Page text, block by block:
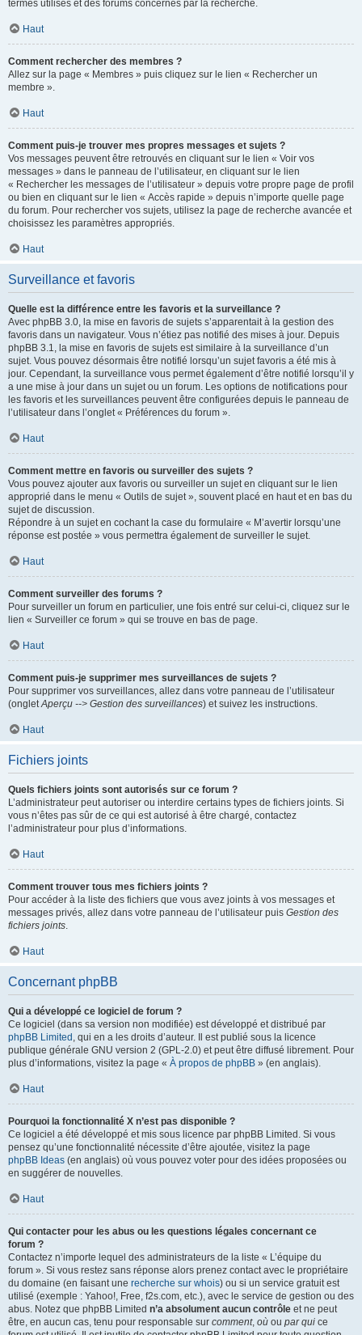
termes utilisés et des forums concernés par la recherche.
Haut
Comment rechercher des membres ?
Allez sur la page « Membres » puis cliquez sur le lien « Rechercher un
membre ».
Haut
Comment puis-je trouver mes propres messages et sujets ?
Vos messages peuvent être retrouvés en cliquant sur le lien « Voir vos
messages » dans le panneau de l’utilisateur, en cliquant sur le lien
« Rechercher les messages de l’utilisateur » depuis votre propre page de profil
ou bien en cliquant sur le lien « Accès rapide » depuis n’importe quelle page
du forum. Pour rechercher vos sujets, utilisez la page de recherche avancée et
choisissez les paramètres appropriés.
Haut
Surveillance et favoris
Quelle est la différence entre les favoris et la surveillance ?
Avec phpBB 3.0, la mise en favoris de sujets s’apparentait à la gestion des
favoris dans un navigateur. Vous n’étiez pas notifié des mises à jour. Depuis
phpBB 3.1, la mise en favoris de sujets est similaire à la surveillance d’un
sujet. Vous pouvez désormais être notifié lorsqu’un sujet favoris a été mis à
jour. Cependant, la surveillance vous permet également d’être notifié lorsqu’il y
a une mise à jour dans un sujet ou un forum. Les options de notifications pour
les favoris et les surveillances peuvent être configurées depuis le panneau de
l’utilisateur dans l’onglet « Préférences du forum ».
Haut
Comment mettre en favoris ou surveiller des sujets ?
Vous pouvez ajouter aux favoris ou surveiller un sujet en cliquant sur le lien
approprié dans le menu « Outils de sujet », souvent placé en haut et en bas du
sujet de discussion.
Répondre à un sujet en cochant la case du formulaire « M’avertir lorsqu’une
réponse est postée » vous permettra également de surveiller le sujet.
Haut
Comment surveiller des forums ?
Pour surveiller un forum en particulier, une fois entré sur celui-ci, cliquez sur le
lien « Surveiller ce forum » qui se trouve en bas de page.
Haut
Comment puis-je supprimer mes surveillances de sujets ?
Pour supprimer vos surveillances, allez dans votre panneau de l’utilisateur
(ongletAperçu --> Gestion des surveillances) et suivez les instructions.
Haut
Fichiers joints
Quels fichiers joints sont autorisés sur ce forum ?
L’administrateur peut autoriser ou interdire certains types de fichiers joints. Si
vous n’êtes pas sûr de ce qui est autorisé à être chargé, contactez
l’administrateur pour plus d’informations.
Haut
Comment trouver tous mes fichiers joints ?
Pour accéder à la liste des fichiers que vous avez joints à vos messages et
messages privés, allez dans votre panneau de l’utilisateur puis Gestion des
fichiers joints.
Haut
Concernant phpBB
Qui a développé ce logiciel de forum ?
Ce logiciel (dans sa version non modifiée) est développé et distribué par
phpBB Limited , qui en a les droits d’auteur. Il est publié sous la licence
publique générale GNU version 2 (GPL-2.0) et peut être diffusé librement. Pour
plus d’informations, visitez la page « À propos de phpBB » (en anglais).
Haut
Pourquoi la fonctionnalité X n’est pas disponible ?
Ce logiciel a été développé et mis sous licence par phpBB Limited. Si vous
pensez qu’une fonctionnalité nécessite d’être ajoutée, visitez la page
phpBB Ideas (en anglais) où vous pouvez voter pour des idées proposées ou
en suggérer de nouvelles.
Haut
Qui contacter pour les abus ou les questions légales concernant ce
forum ?
Contactez n’importe lequel des administrateurs de la liste « L’équipe du
forum ». Si vous restez sans réponse alors prenez contact avec le propriétaire
du domaine (en faisant une recherche sur whois) ou si un service gratuit est
utilisé (exemple : Yahoo!, Free, f2s.com, etc.), avec le service de gestion ou des
abus. Notez que phpBB Limited n’a absolument aucun contrôle et ne peut
être, en aucun cas, tenu pour responsable sur comment, où ou par qui ce